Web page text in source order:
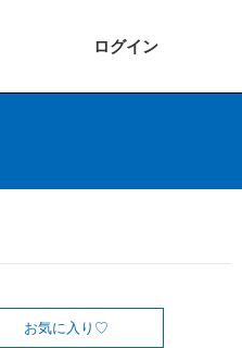
ログイン
お気に入り